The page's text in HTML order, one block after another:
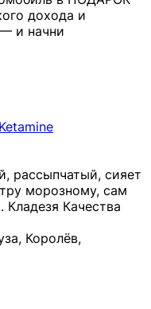
дохода и
и начни
рассыпчатый, сияет
морозному, сам
Качества
Королёв,